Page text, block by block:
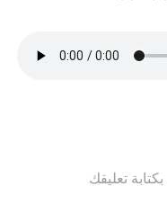
تعليقك